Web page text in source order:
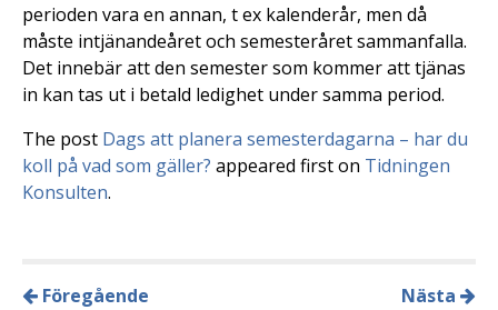
perioden vara en annan, t ex kalenderår, men då
måste intjänandeåret och semesteråret sammanfalla.
Det innebär att den semester som kommer att tjänas
in kan tas ut i betald ledighet under samma period.
The post Dags att planera semesterdagarna – har du
koll på vad som gäller? appeared first on Tidningen
Konsulten.
Föregående Nästa